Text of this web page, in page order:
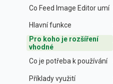
Co Feed Image Editor umí
Hlavní funkce
Pro koho je rozšíření
vhodné
Co je potřeba k používání
Příklady využití